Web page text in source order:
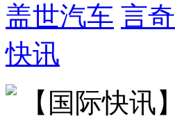
盖世汽车 言奇
快讯